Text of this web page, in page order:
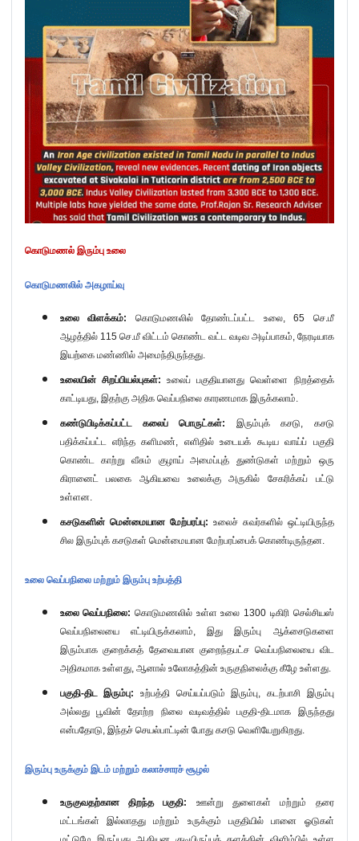
கொடுமணல் இரும்பு உலை
கொடுமணலில் அகழாய்வு
உலை விளக்கம்: கொடுமணலில் தோண்டப்பட்ட உலை, 65 செ.மீ
ஆழத்தில் 115செ.மீ விட்டம் கொண்ட வட்ட வடிவ அடிப்பாகம் நேரடியாக
இயற்கை மண்ணில் அமைந்திருந்தது.
உலையின் சிறப்பியல்புகள்: உலைப் பகுதியானது வெள்ளை நிறத்தைக்
காட்டியது, இதற்கு அதிக வெப்பநிலை காரணமாக இருக்கலாம்.
கண்டுபிடிக்கப்பட்ட கலைப் பொருட்கள்: இரும்புக் கசடு
கசடு
பதிக்கப்பட்ட எரிந்த களிமண்
எளிதில் உடையக் கூடிய வாய்ப் பகுதி
கொண்ட காற்று வீசும் குழாய் அமைப்புத் துண்டுகள் மற்றும் ஒரு
கிரானைட் பலகை ஆகியவை உலைக்கு அருகில் சேகரிக்கப் பட்டு
உள்ளன.
கசடுகளின் மென்மையான மேற்பரப்பு: உலைச் சுவர்களில் ஒட்டியிருந்த
சில இரும்புக் கசடுகள் மென்மையான மேற்பரப்பைக் கொண்டிருந்தன.
உலை வெப்பநிலை மற்றும் இரும்பு உற்பத்தி
உலை வெப்பநிலை: கொடுமணலில் உள்ள உலை 1300 டிகிரி செல்சியஸ்
வெப்பநிலையை எட்டியிருக்கலாம் ,இது இரும்பு ஆக்சைடுகளை
இரும்பாக குறைக்கத் தேவையான குறைந்தபட்ச வெப்பநிலையை விட
அதிகமாக உள்ளது, ஆனால் உலோகத்தின் உருகுநிலைக்கு கீழே உள்ளது.
பகுதி-திட இரும்பு: உற்பத்தி செய்யப்படும் இரும்பு
கடற்பாசி இரும்பு
அல்லது பூவின் தோற்ற நிலை வடிவத்தில் பகுதி-திடமாக இருந்தது
என்பதோடு இந்தச் செயல்பாட்டின் போது கசடு வெளியேறுகிறது.
இரும்பு உருக்கும் இடம் மற்றும் கலாச்சாரச் சூழல்
உருகுவதற்கான திறந்த பகுதி: ஊன்று துளைகள் மற்றும் தரை
மட்டங்கள் இல்லாதது மற்றும் உருக்கும் பகுதியில் பானை ஓடுகள்